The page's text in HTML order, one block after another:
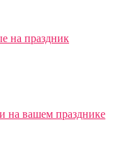
на праздник
на вашем празднике